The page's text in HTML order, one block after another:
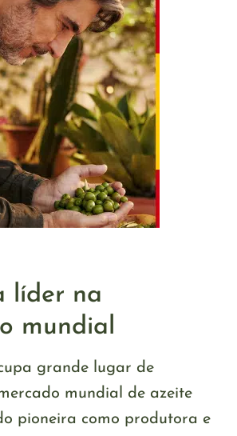
líder na
mundial
grande lugar de
mundial de azeite
pioneira como produtora e